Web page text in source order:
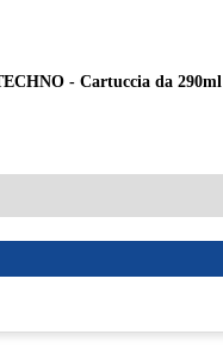
- Cartuccia da 290ml